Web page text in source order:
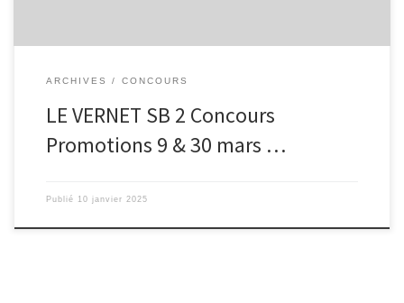
ARCHIVES CONCOURS
LE VERNET SB 2 Concours
Promotions 9 & 30 mars …
Publié 10 janvier 2025